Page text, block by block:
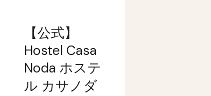
【公式】
Hostel Casa
Noda ホステ
ル カサノダ